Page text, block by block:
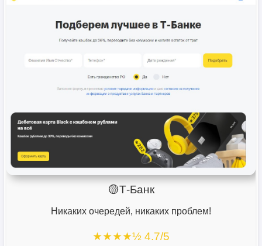
🟡Т-Банк
Никаких очередей, никаких проблем!
★★★★½ 4.7/5